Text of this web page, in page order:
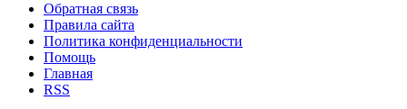
Обратная связь
Правила сайта
Политика конфиденциальности
Помощь
Главная
RSS